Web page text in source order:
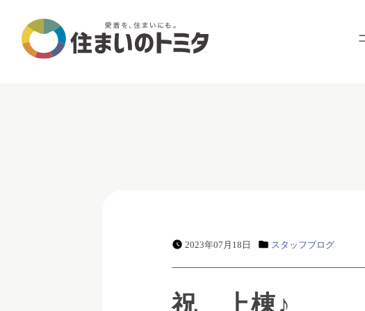
2023年07月18日 スタッフブログ
祝 上棟♪